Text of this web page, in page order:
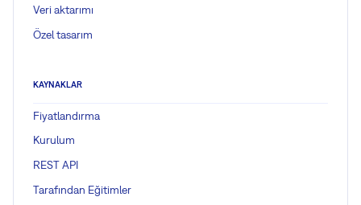
Veri aktarımı
Özel tasarım
KAYNAKLAR
Fiyatlandırma
Kurulum
REST API
Tarafından Eğitimler